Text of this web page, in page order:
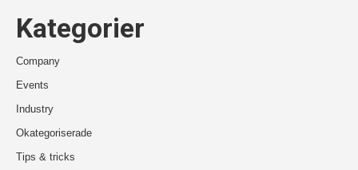
Kategorier
Company
Events
Industry
Okategoriserade
Tips & tricks